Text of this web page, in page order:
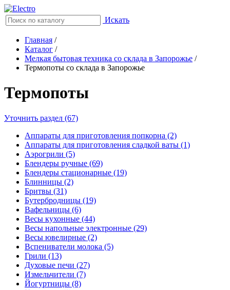
Искать
Главная /
Каталог /
Мелкая бытовая техника со склада в Запорожье /
Термопоты со склада в Запорожье
Термопоты
Уточнить раздел (67)
Аппараты для приготовления попкорна (2)
Аппараты для приготовления сладкой ваты (1)
Аэрогрили (5)
Блендеры ручные (69)
Блендеры стационарные (19)
Блинницы (2)
Бритвы (31)
Бутербродницы (19)
Вафельницы (6)
Весы кухонные (44)
Весы напольные электронные (29)
Весы ювелирные (2)
Вспениватели молока (5)
Грили (13)
Духовые печи (27)
Измельчители (7)
Йогуртницы (8)